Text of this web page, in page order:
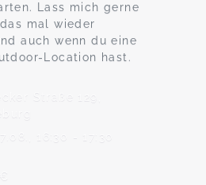
Lass mich gerne
mal wieder
auch wenn du eine
Location hast.
Straße 129,
16:30 - 17:30